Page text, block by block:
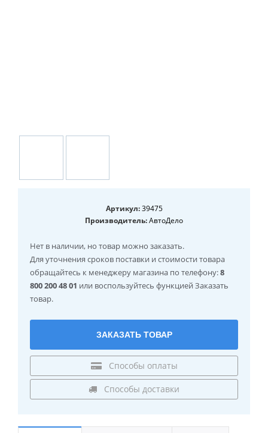
Артикул:39475
Производитель:АвтоДело
Нет в наличии, но товар можно заказать.
Для уточнения сроков поставки и стоимости товара
обращайтесь к менеджеру магазина по телефону:8
800 200 48 01 или воспользуйтесь функцией Заказать
товар.
ЗАКАЗАТЬ ТОВАР
Способы оплаты
Способы доставки